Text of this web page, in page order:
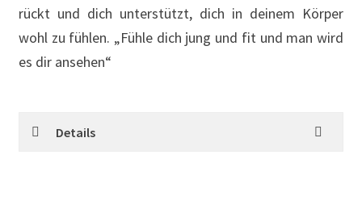
rückt und dich unterstützt, dich in deinem Körper
wohl zu fühlen. „Fühle dich jung und fit und man wird
es dir ansehen“
Details